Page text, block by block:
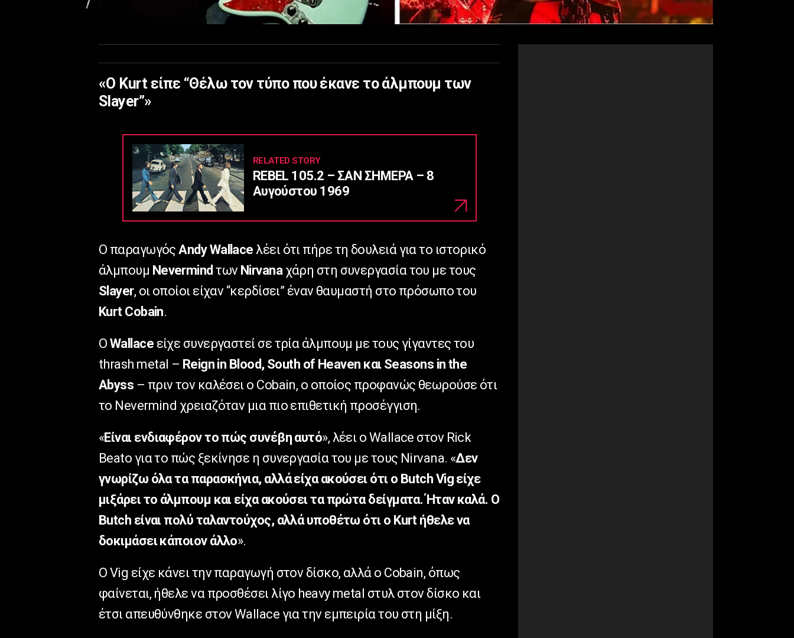
«Ο Kurt είπε “Θέλω τον τύπο που έκανε το άλμπουμ των
Slayer”»
RELATED STORY
REBEL 105.2 – ΣΑΝ ΣΗΜΕΡΑ – 8
Αυγούστου 1969
Ο παραγωγόςAndy Wallace λέει ότι πήρε τη δουλειά για το ιστορικό
άλμπουμ Nevermind τωνNirvanaχάρη στη συνεργασία του με τους
Slayer, οι οποίοι είχαν “κερδίσει” έναν θαυμαστή στο πρόσωπο του
Kurt Cobain.
Ο Wallace είχε συνεργαστεί σε τρία άλμπουμ με τους γίγαντες του
thrash metal – Reign in Blood, South of Heaven και Seasons in the
Abyss – πριν τον καλέσει ο Cobain, ο οποίος προφανώς θεωρούσε ότι
το Nevermind χρειαζόταν μια πιο επιθετική προσέγγιση.
«Είναι ενδιαφέρον το πώς συνέβη αυτό», λέει ο Wallace στον Rick
Beato για το πώς ξεκίνησε η συνεργασία του με τους Nirvana. «Δεν
γνωρίζω όλα τα παρασκήνια, αλλά είχα ακούσει ότι ο Butch Vig είχε
μιξάρει το άλμπουμ και είχα ακούσει τα πρώτα δείγματα. Ήταν καλά. Ο
Butch είναι πολύ ταλαντούχος, αλλά υποθέτω ότι ο Kurt ήθελε να
δοκιμάσει κάποιον άλλο».
Ο Vig είχε κάνει την παραγωγή στον δίσκο, αλλά ο Cobain, όπως
φαίνεται, ήθελε να προσθέσει λίγο heavy metal στυλ στον δίσκο και
έτσι απευθύνθηκε στον Wallace για την εμπειρία του στη μίξη.